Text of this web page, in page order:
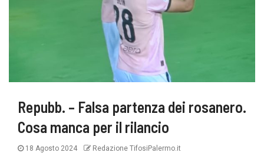
Repubb. – Falsa partenza dei rosanero.
Cosa manca per il rilancio
18 Agosto 2024 Redazione TifosiPalermo.it